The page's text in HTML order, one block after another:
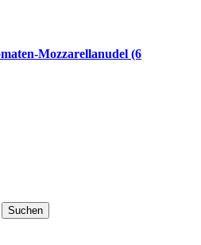
Mozzarellanudel (6
Suchen